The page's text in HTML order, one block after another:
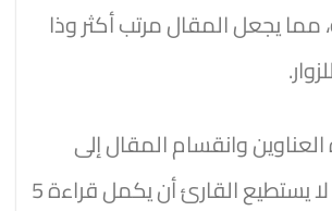
مما يجعل المقال مرتب أكثر وذا
وانقسام المقال إلى
فقرات متسقة، لا يستطيع القارئ أن يكمل قراءة 5